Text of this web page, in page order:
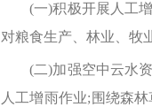
(一)积极开展人工增
对粮食生产、林业、牧
(二)加强空中云水资
人工增雨作业;围绕森